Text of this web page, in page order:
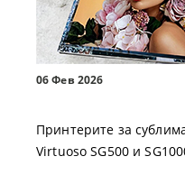
06 Фев 2026
Принтерите за
Virtuoso SG500 и